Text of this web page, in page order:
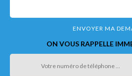
ON VOUS RAPPELLE